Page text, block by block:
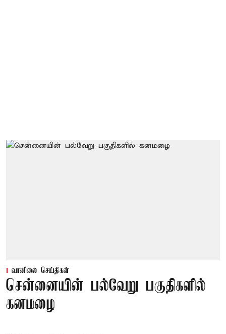
வானிலை செய்திகள்
சென்னையின் பல்வேறு பகுதிகளில்
கனமழை